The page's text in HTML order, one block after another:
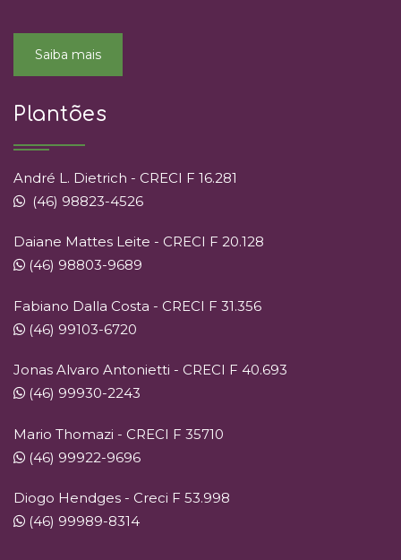
Saiba mais
Plantões
André L. Dietrich - CRECI F 16.281
(46) 98823-4526
Daiane Mattes Leite - CRECI F 20.128
(46) 98803-9689
Fabiano Dalla Costa - CRECI F 31.356
(46) 99103-6720
Jonas Alvaro Antonietti - CRECI F 40.693
(46) 99930-2243
Mario Thomazi - CRECI F 35710
(46) 99922-9696
Diogo Hendges - Creci F 53.998
(46) 99989-8314